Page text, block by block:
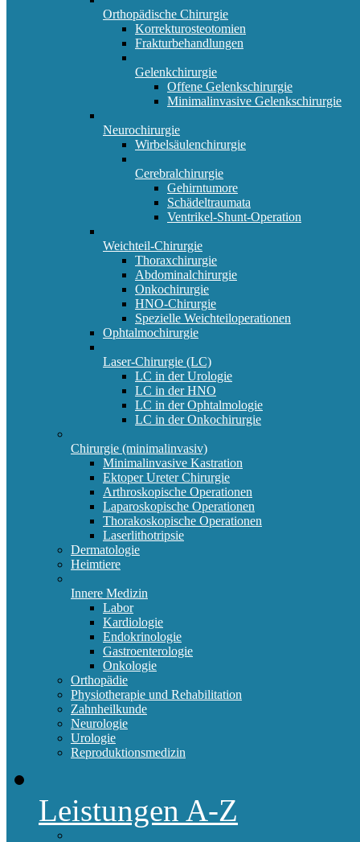
Orthopädische Chirurgie
Korrekturosteotomien
Frakturbehandlungen
Gelenkchirurgie
Offene Gelenkschirurgie
Minimalinvasive Gelenkschirurgie
Neurochirurgie
Wirbelsäulenchirurgie
Cerebralchirurgie
Gehirntumore
Schädeltraumata
Ventrikel-Shunt-Operation
Weichteil-Chirurgie
Thoraxchirurgie
Abdominalchirurgie
Onkochirurgie
HNO-Chirurgie
Spezielle Weichteiloperationen
Ophtalmochirurgie
Laser-Chirurgie (LC)
LC in der Urologie
LC in der HNO
LC in der Ophtalmologie
LC in der Onkochirurgie
Chirurgie (minimalinvasiv)
Minimalinvasive Kastration
Ektoper Ureter Chirurgie
Arthroskopische Operationen
Laparoskopische Operationen
Thorakoskopische Operationen
Laserlithotripsie
Dermatologie
Heimtiere
Innere Medizin
Labor
Kardiologie
Endokrinologie
Gastroenterologie
Onkologie
Orthopädie
Physiotherapie und Rehabilitation
Zahnheilkunde
Neurologie
Urologie
Reproduktionsmedizin
Leistungen A-Z